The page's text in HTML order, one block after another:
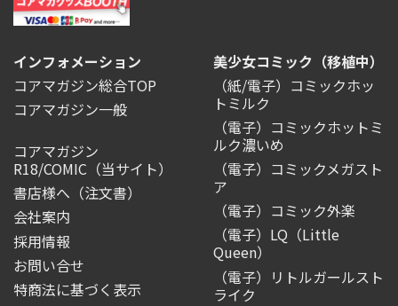
インフォメーション
コアマガジン総合TOP
コアマガジン一般
コアマガジン
R18/COMIC （当サイト）
書店様へ（注文書）
会社案内
採用情報
お問い合せ
特商法に基づく表示
美少女コミック（移植中）
（紙/電子）コミックホッ
トミルク
（電子）コミックホットミ
ルク濃いめ
（電子）コミックメガスト
ア
（電子）コミック外楽
（電子）LQ（Little
Queen）
（電子）リトルガールスト
ライク